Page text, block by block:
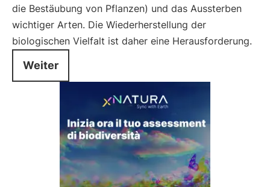
die Bestäubung von Pflanzen) und das Aussterben
wichtiger Arten. Die Wiederherstellung der
biologischen Vielfalt ist daher eine Herausforderung.
Weiter